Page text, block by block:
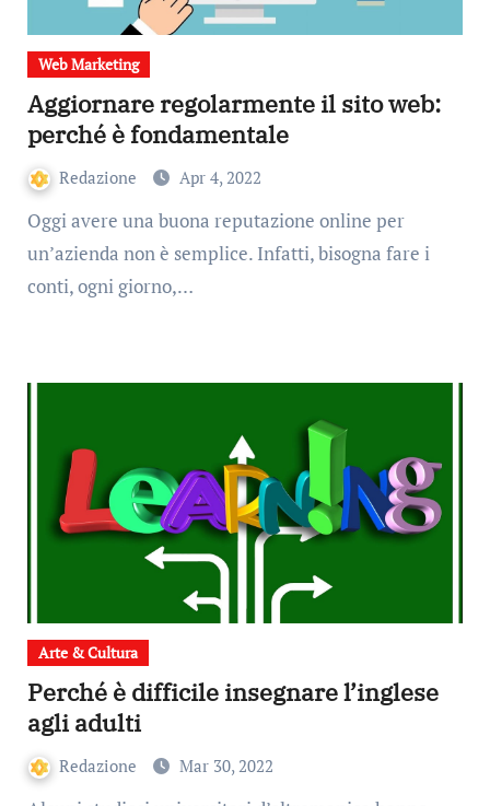
Web Marketing
Aggiornare regolarmente il sito web:
perché è fondamentale
Redazione Apr 4, 2022
Oggi avere una buona reputazione online per
un’azienda non è semplice. Infatti, bisogna fare i
conti, ogni giorno,…
Arte & Cultura
Perché è difficile insegnare l’inglese
agli adulti
Redazione Mar 30, 2022